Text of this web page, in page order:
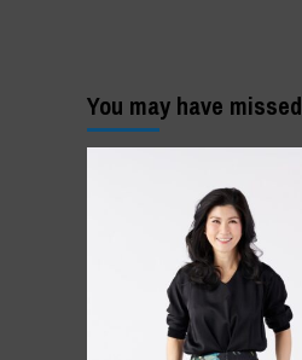
You may have missed